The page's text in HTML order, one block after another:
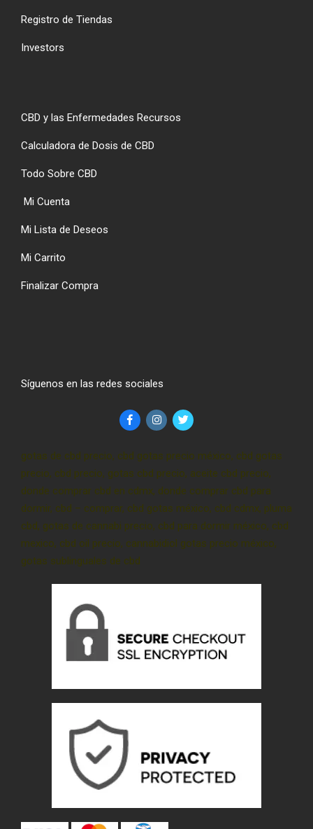
Registro de Tiendas
Investors
CBD y las Enfermedades Recursos
Calculadora de Dosis de CBD
Todo Sobre CBD
Mi Cuenta
Mi Lista de Deseos
Mi Carrito
Finalizar Compra
Síguenos en las redes sociales
gotas de cbd precio, cbd gotas precio méxico, cbd gotas
precio, cbd precio, gotas cbd precio, aceite cbd precio,
donde comprar cbd en cdmx, donde comprar cbd para
dormir, cbd – comprar, cbd gotas méxico, cbd cdmx, pluma
cbd, gotas de cannabi precio, cbd para dormir méxico, cbd
mexico, cbd oil precio, cannabidiol gotas precio méxico,
gotas sublinguales de cbd